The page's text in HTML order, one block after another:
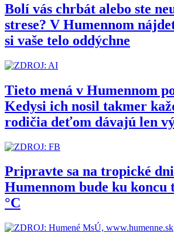
Bolí vás chrbát alebo ste
strese? V Humennom
si vaše telo oddýchne
Tieto mená v Humennom
Kedysi ich nosil takmer
rodičia deťom dávajú len
Pripravte sa na tropické
Humennom bude ku koncu
°C